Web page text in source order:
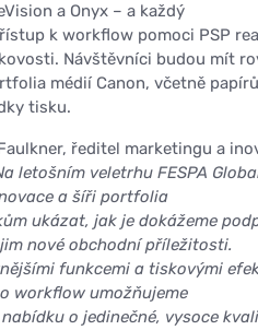
a Onyx – a každý
k workflow pomoci PSP
Návštěvníci budou mít
médií Canon, včetně
tisku.
ředitel marketingu a
letošním veletrhu FESPA
a šíři portfolia
ukázat, jak je dokážeme
nové obchodní příležitosti.
funkcemi a tiskovými
workflow umožňujeme
o jedinečné, vysoce